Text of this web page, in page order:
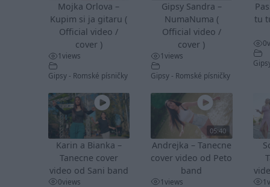
Mojka Orlova –
Kupim si ja gitaru (
Official video /
cover )
1views
Gipsy - Romské písničky
Gipsy Sandra –
NumaNuma (
Official video /
cover )
1views
Gipsy - Romské písničky
tu
0
Karin a Bianka –
Tanecne cover
video od Sani band
0views
05:40
Andrejka – Tanecne
cover video od Peto
band
1views 1